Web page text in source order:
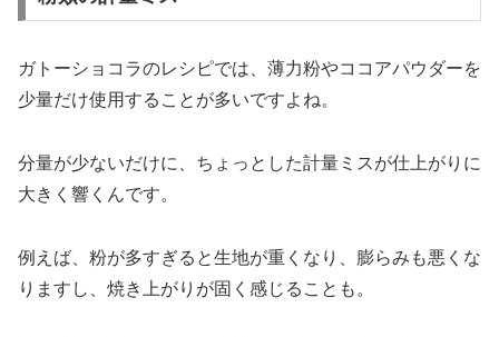
ガトーショコラのレシピでは、薄力粉やココアパウダーを
少量だけ使用することが多いですよね。
分量が少ないだけに、ちょっとした計量ミスが仕上がりに
大きく響くんです。
例えば、粉が多すぎると生地が重くなり、膨らみも悪くな
りますし、焼き上がりが固く感じることも。